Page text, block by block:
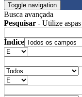
Toggle navigation
Busca avançada
Pesquisar - Utilize
Índice